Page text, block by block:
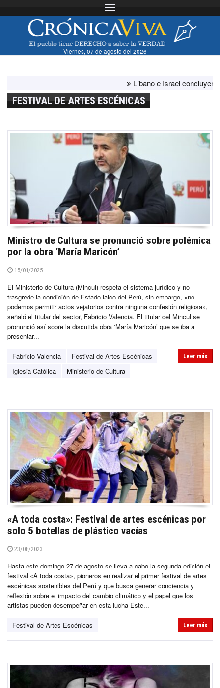
Toggle navigation
Viernes, 07 de agosto del 2026
Líbano e Israel concluyen
FESTIVAL DE ARTES ESCÉNICAS
Ministro de Cultura se pronunció sobre polémica
por la obra ‘María Maricón’
15/01/2025
El Ministerio de Cultura (Mincul) respeta el sistema jurídico y no
trasgrede la condición de Estado laico del Perú, sin embargo, «no
podemos permitir actos vejatorios contra ninguna confesión religiosa»,
señaló el titular del sector, Fabricio Valencia. El titular del Mincul se
pronunció así sobre la discutida obra ‘María Maricón’ que se iba a
presentar...
Fabricio Valencia
Festival de Artes Escénicas
Iglesia Católica
Ministerio de Cultura
Leer más
«A toda costa»: Festival de artes escénicas por
solo 5 botellas de plástico vacías
23/08/2023
Hasta este domingo 27 de agosto se lleva a cabo la segunda edición el
festival «A toda costa», pioneros en realizar el primer festival de artes
escénicas sostenibles del Perú y que busca generar conciencia y
reflexión sobre el impacto del cambio climático y el papel que los
artistas pueden desempeñar en esta lucha Este...
Festival de Artes Escénicas Leer más